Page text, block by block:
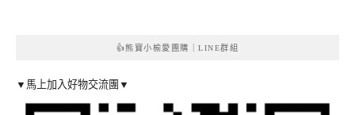
👍熊寶小榆愛團購｜LINE群組
▼馬上加入好物交流團▼